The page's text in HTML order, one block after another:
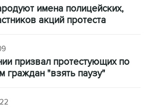
имена полицейских,
акций протеста
призвал протестующих по
граждан "взять паузу"